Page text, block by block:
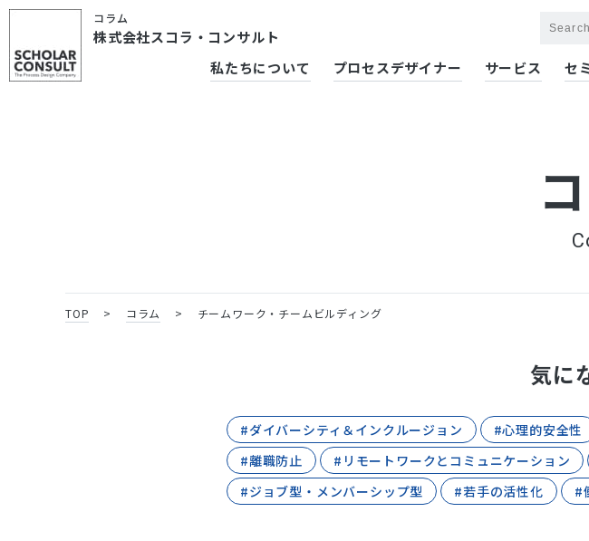
コラム
株式会社スコラ・コンサルト
私たちについて プロセスデザイナー サービス セ
TOP > コラム > チームワーク・チームビルディング
気に
#ダイバーシティ＆インクルージョン #心理的安全性
#離職防止
#リモートワークとコミュニケーション
#ジョブ型・メンバーシップ型
#若手の活性化 #